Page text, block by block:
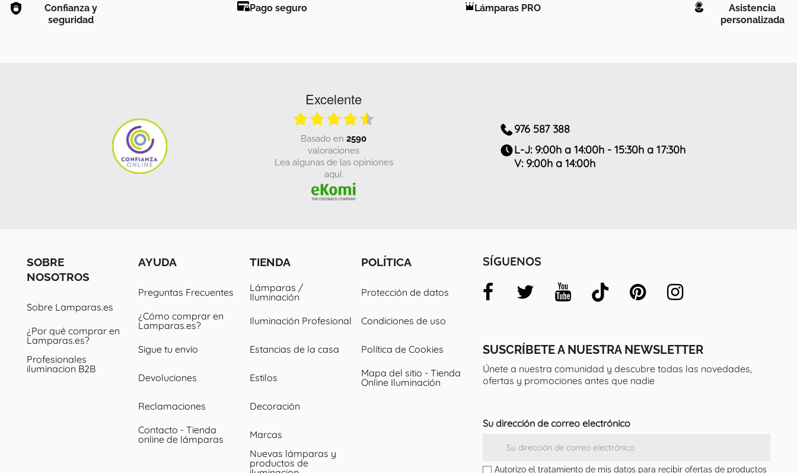
Confianza y
seguridad
Pago seguro Lámparas PRO
Asistencia
personalizada
Excelente
basado en 2590
valoraciones
Lea algunas de las opiniones
aquí.
976 587 388
L-J: 9:00h a 14:00h - 15:30h a 17:30h
V: 9:00h a 14:00h
SOBRE
NOSOTROS
Sobre Lamparas.es
¿Por qué comprar en
Lamparas.es?
Profesionales
iluminacion B2B
AYUDA
Preguntas Frecuentes
¿Cómo comprar en
Lamparas.es?
Sigue tu envío
Devoluciones
Reclamaciones
Contacto - Tienda
online de lámparas
TIENDA
Lámparas /
Iluminación
Iluminación Profesional
Estancias de la casa
Estilos
Decoración
Marcas
Nuevas lámparas y
productos de
POLÍTICA
Protección de datos
Condiciones de uso
Política de Cookies
Mapa del sitio - Tienda
Online Iluminación
SUSCRÍBETE A NUESTRA NEWSLETTER
Únete a nuestra comunidad y descubre todas las novedades,
ofertas y promociones antes que nadie
Su dirección de correo electrónico
Autorizo el tratamiento de mis datos para recibir ofertas de productos
SÍGUENOS